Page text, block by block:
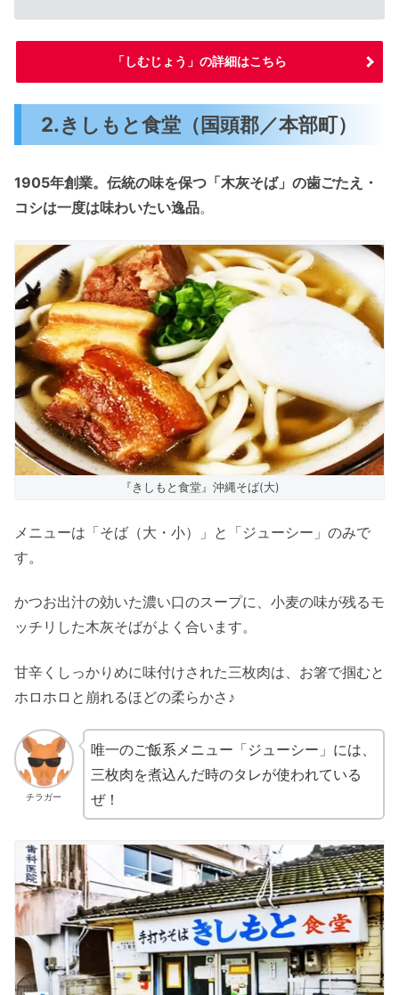
「しむじょう」の詳細はこちら
2.きしもと食堂（国頭郡／本部町）
1905年創業。伝統の味を保つ「木灰そば」の歯ごたえ・
コシは一度は味わいたい逸品。
『きしもと食堂』沖縄そば(大)
メニューは「そば（大・小）」と「ジューシー」のみで
す。
かつお出汁の効いた濃い口のスープに、小麦の味が残るモ
ッチリした木灰そばがよく合います。
甘辛くしっかりめに味付けされた三枚肉は、お箸で掴むと
ホロホロと崩れるほどの柔らかさ♪
チラガー
唯一のご飯系メニュー「ジューシー」には、
三枚肉を煮込んだ時のタレが使われている
ぜ！